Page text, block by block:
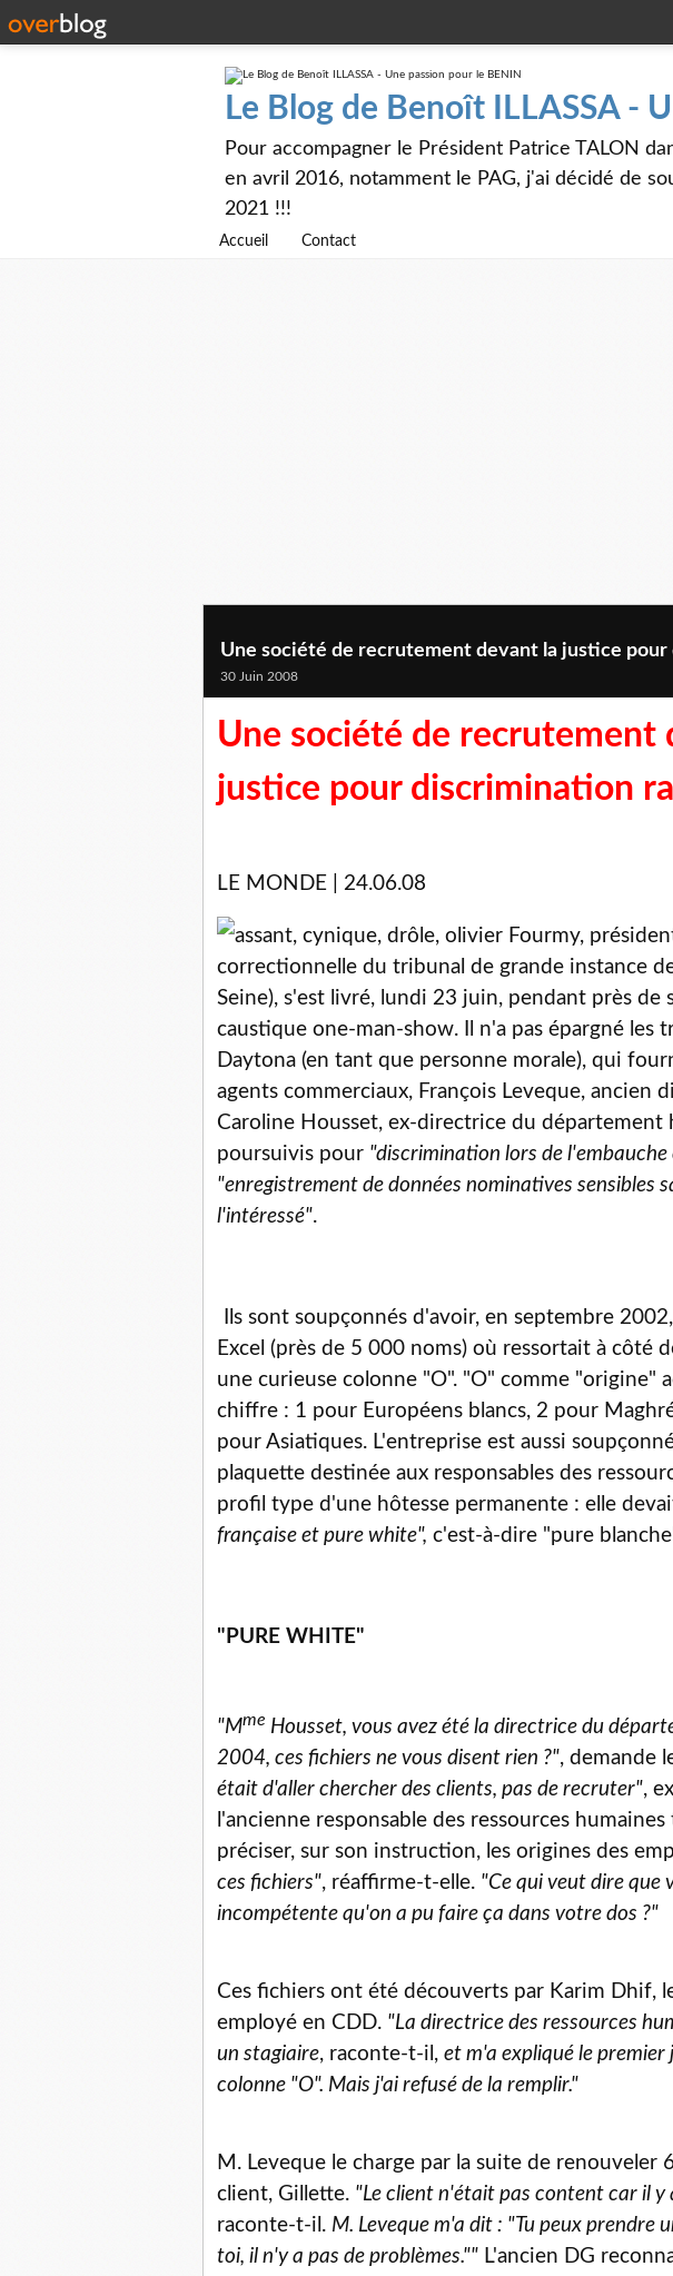
Le Blog de Benoît ILLASSA -
Pour accompagner le Président Patrice TALON
en avril 2016, notamment le PAG, j'ai décidé de
2021 !!!
Accueil Contact
Une société de recrutement devant la justice
30 Juin 2008
Une société de recrutement
justice pour discrimination
LE MONDE | 24.06.08
assant, cynique, drôle, olivier Fourmy,
correctionnelle du tribunal de grande instance
Seine), s'est livré, lundi 23 juin, pendant près de
caustique one-man-show. Il n'a pas épargné les
Daytona (en tant que personne morale), qui
agents commerciaux, François Leveque, ancien
Caroline Housset, ex-directrice du département
poursuivis pour "discrimination lors de
"enregistrement de données nominatives sensibles
l'intéressé".
Ils sont soupçonnés d'avoir, en septembre
Excel (près de 5 000 noms) où ressortait à côté
une curieuse colonne "O". "O" comme "origine"
chiffre : 1 pour Européens blancs, 2 pour
pour Asiatiques. L'entreprise est aussi
plaquette destinée aux responsables des
profil type d'une hôtesse permanente : elle
française et pure white", c'est-à-dire "pure
"PURE WHITE"
"Mme Housset, vous avez été la directrice du
2004, ces fichiers ne vous disent rien ?", demande
était d'aller chercher des clients, pas de recruter",
l'ancienne responsable des ressources
préciser, sur son instruction, les origines des
ces fichiers", réaffirme-t-elle. "Ce qui veut dire que
incompétente qu'on a pu faire ça dans votre dos ?"
Ces fichiers ont été découverts par Karim Dhif,
employé en CDD. "La directrice des ressources
un stagiaire, raconte-t-il, et m'a expliqué le
colonne "O". Mais j'ai refusé de la remplir."
M. Leveque le charge par la suite de renouveler
client, Gillette. "Le client n'était pas content car il y
raconte-t-il. M. Leveque m'a dit : "Tu peux prendre
toi, il n'y a pas de problèmes."" L'ancien DG